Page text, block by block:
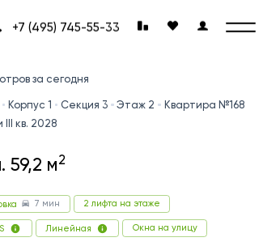
+7 (495) 745-55-33
за сегодня
Корпус 1 Секция 3 Этаж 2
Квартира №168
кв. 2028
59,2 м2
7 мин 2 лифта на этаже
Линейная Окна на улицу